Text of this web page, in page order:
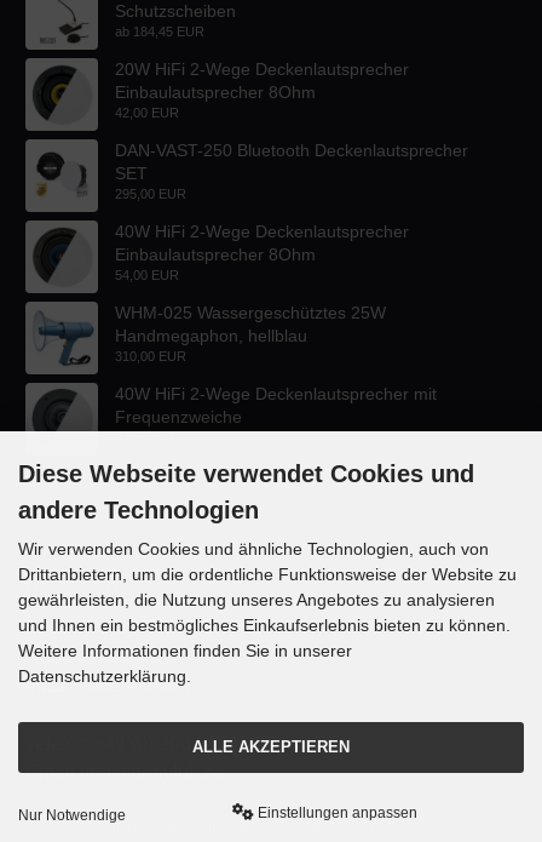
Schutzscheiben
ab 184,45 EUR
20W HiFi 2-Wege Deckenlautsprecher
Einbaulautsprecher 8Ohm
42,00 EUR
DAN-VAST-250 Bluetooth Deckenlautsprecher
SET
295,00 EUR
40W HiFi 2-Wege Deckenlautsprecher
Einbaulautsprecher 8Ohm
54,00 EUR
WHM-025 Wassergeschütztes 25W
Handmegaphon, hellblau
310,00 EUR
40W HiFi 2-Wege Deckenlautsprecher mit
Frequenzweiche
KONTAKT
Lautsprecher-OnlineShop.de
Rübekampstr. 35
46117 Oberhausen
Telefon +49 (0) 208 / 874188
Email info@danyluk.de
mod
Diese Webseite verwendet Cookies und
andere Technologien
Wir verwenden Cookies und ähnliche Technologien, auch von
Drittanbietern, um die ordentliche Funktionsweise der Website zu
gewährleisten, die Nutzung unseres Angebotes zu analysieren
und Ihnen ein bestmögliches Einkaufserlebnis bieten zu können.
Weitere Informationen finden Sie in unserer
Datenschutzerklärung.
ALLE AKZEPTIEREN
Nur Notwendige Einstellungen anpassen